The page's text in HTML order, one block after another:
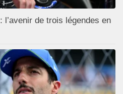
l’avenir de trois légendes en